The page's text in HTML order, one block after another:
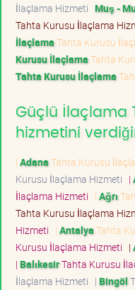
İlaçlama Hizmeti Muş -
Tahta Kurusu İlaçlama
İlaçlamaTahta Kurusu
Kurusu İlaçlamaTahta
Tahta Kurusu İlaçlama
Güçlü İlaçlama
hizmetini
| AdanaTahta Kurusu
Kurusu İlaçlama Hizmeti |
İlaçlama Hizmeti | Ağrı
Tahta Kurusu İlaçlama
Hizmeti | AntalyaTahta
Kurusu İlaçlama Hizmeti |
| BalıkesirTahta Kurusu
İlaçlama Hizmeti | Bingöl